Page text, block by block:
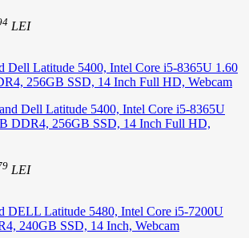
LEI
Dell Latitude 5400, Intel Core i5-8365U 1.60
256GB SSD, 14 Inch Full HD, Webcam
LEI
DELL Latitude 5480, Intel Core i5-7200U
240GB SSD, 14 Inch, Webcam